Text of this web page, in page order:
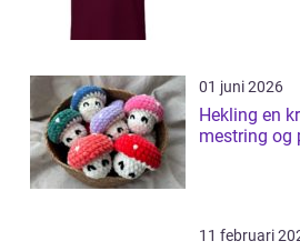
01 juni 2026
Hekling en kreativ hobby for ro,
mestring og
11 februari